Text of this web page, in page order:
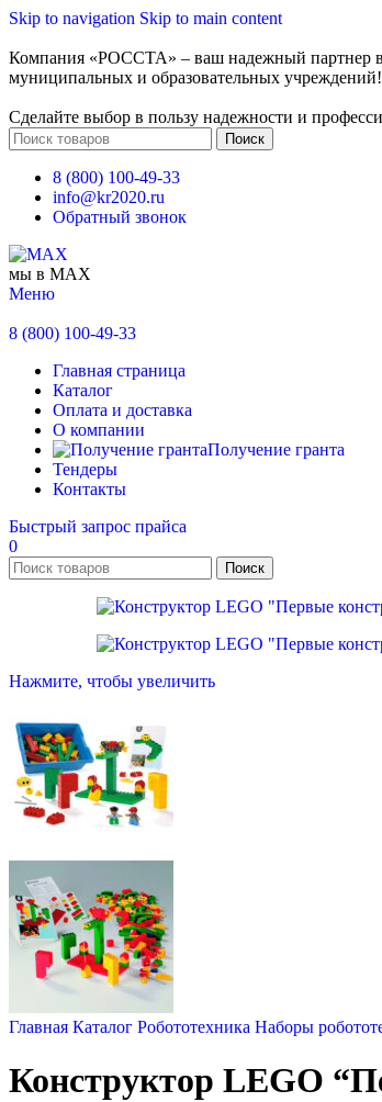
Skip to navigation Skip to main content
Компания «РОССТА» – ваш надежный партнер
муниципальных и образовательных учреждений!
Сделайте выбор в пользу надежности и
Поиск
8 (800) 100-49-33
info@kr2020.ru
Обратный звонок
мы в MAX
Меню
8 (800) 100-49-33
Главная страница
Каталог
Оплата и доставка
О компании
Получение гранта
Тендеры
Контакты
Быстрый запрос прайса
0
Поиск
Нажмите, чтобы увеличить
Главная Каталог Робототехника Наборы
Конструктор LEGO